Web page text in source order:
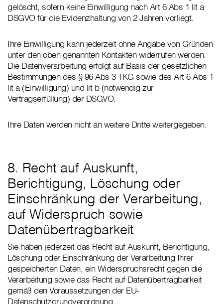
gelöscht, sofern keine Einwilligung nach Art 6 Abs 1 lit a
DSGVO für die Evidenzhaltung von 2 Jahren vorliegt.
Ihre Einwilligung kann jederzeit ohne Angabe von Gründen
unter den oben genannten Kontakten widerrufen werden.
Die Datenverarbeitung erfolgt auf Basis der gesetzlichen
Bestimmungen des § 96 Abs 3 TKG sowie des Art 6 Abs 1
lit a (Einwilligung) und lit b (notwendig zur
Vertragserfüllung) der DSGVO.
Ihre Daten werden nicht an weitere Dritte weitergegeben.
8. Recht auf Auskunft,
Berichtigung, Löschung oder
Einschränkung der Verarbeitung,
auf Widerspruch sowie
Datenübertragbarkeit
Sie haben jederzeit das Recht auf Auskunft, Berichtigung,
Löschung oder Einschränkung der Verarbeitung Ihrer
gespeicherten Daten, ein Widerspruchsrecht gegen die
Verarbeitung sowie das Recht auf Datenübertragbarkeit
gemäß den Voraussetzungen der EU-
Datenschutzgrundverordnung.